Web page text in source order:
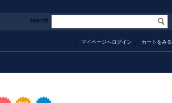
マイページへログイン カートをみる